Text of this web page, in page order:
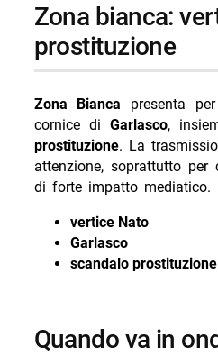
zona bianca: vertice Nato garlasco e scandalo
prostituzione
Zona Bianca presenta
cornice di Garlasco,
prostituzione. La
attenzione, soprattutto
di forte impatto mediatico.
vertice Nato
Garlasco
scandalo prostituzione
quando va in